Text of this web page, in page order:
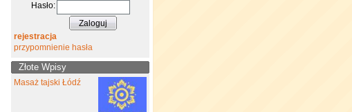
Hasło:
rejestracja
przypomnienie hasła
Złote Wpisy
Masaż tajski Łódź